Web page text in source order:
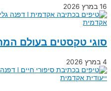
16 במרץ 2026
סוגי טקסטים בעולם